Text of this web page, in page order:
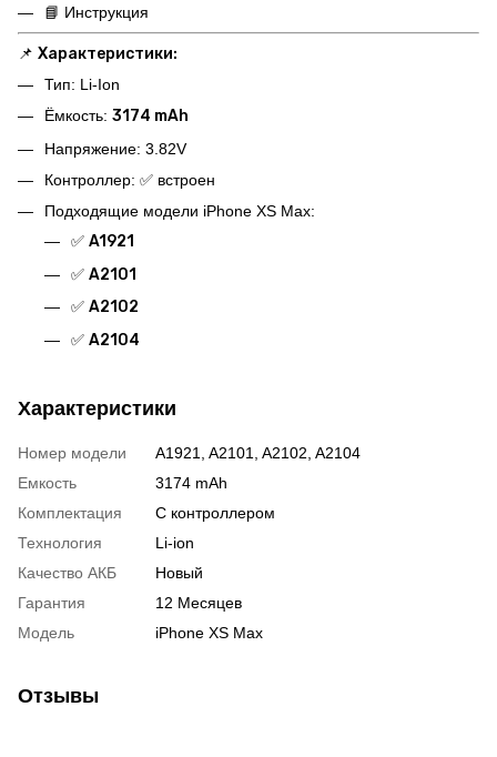
📘 Инструкция
📌 Характеристики:
Тип: Li-Ion
Ёмкость: 3174 mAh
Напряжение: 3.82V
Контроллер: ✅ встроен
Подходящие модели iPhone XS Max:
✅ A1921
✅ A2101
✅ A2102
✅ A2104
Характеристики
Номер модели
A1921, A2101, A2102, A2104
Емкость
3174 mAh
Комплектация
С контроллером
Технология
Li-ion
Качество АКБ
Новый
Гарантия
12 Месяцев
Модель
iPhone XS Max
Отзывы